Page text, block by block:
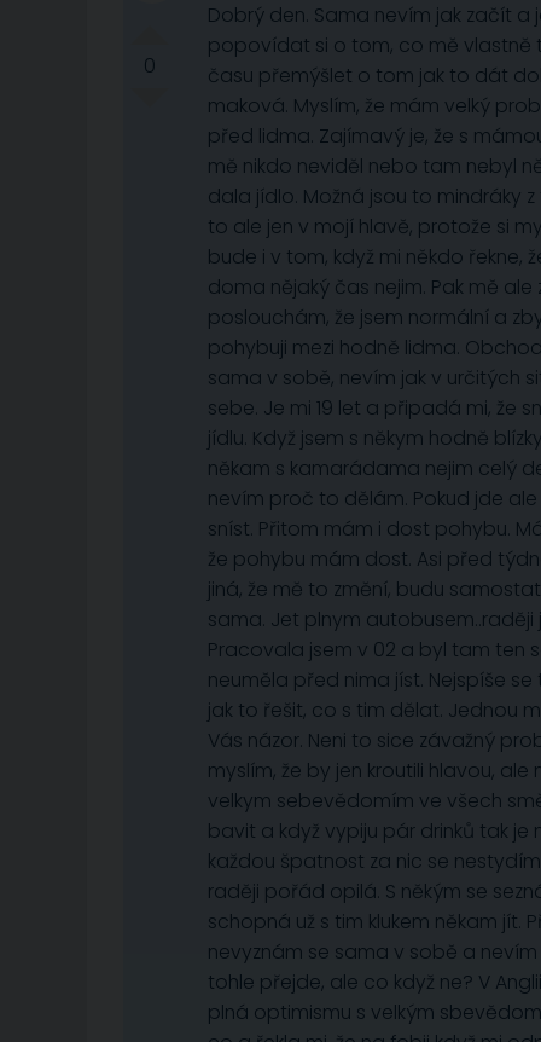
0
Dobrý den. Sama nevím jak začít
popovídat si o tom, co mě vlastně
času přemýšlet o tom jak to dát
maková. Myslím, že mám velký
před lidma. Zajímavý je, že s
mě nikdo neviděl nebo tam nebyl
dala jídlo. Možná jsou to mindráky
to ale jen v mojí hlavě, protože si
bude i v tom, když mi někdo řekne,
doma nějaký čas nejim. Pak mě
poslouchám, že jsem normální a
pohybuji mezi hodně lidma.
sama v sobě, nevím jak v určitých
sebe. Je mi 19 let a připadá mi, že
jídlu. Když jsem s někym hodně
někam s kamarádama nejim celý
nevím proč to dělám. Pokud jde
sníst. Přitom mám i dost pohybu.
že pohybu mám dost. Asi před
jiná, že mě to změní, budu
sama. Jet plnym
Pracovala jsem v 02 a byl tam ten
neuměla před nima jíst. Nejspíše
jak to řešit, co s tim dělat. Jednou
Vás názor. Neni to sice závažný
myslím, že by jen kroutili hlavou,
velkym sebevědomím ve všech
bavit a když vypiju pár drinků tak je
každou špatnost za nic se
raději pořád opilá. S někým se
schopná už s tim klukem někam jít.
nevyznám se sama v sobě a
tohle přejde, ale co když ne? V
plná optimismu s velkým